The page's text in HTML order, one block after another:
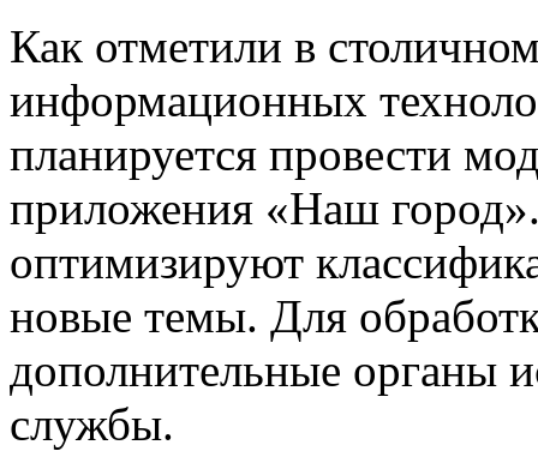
Как отметили в
информационных
планируется провести
приложения «Наш
оптимизируют
новые темы. Для
дополнительные органы
службы.